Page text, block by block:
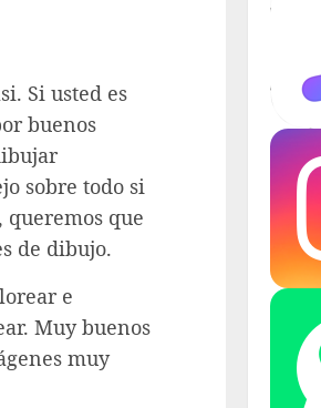
Si usted es
buenos
sobre todo si
queremos que
de dibujo.
e
Muy buenos
muy